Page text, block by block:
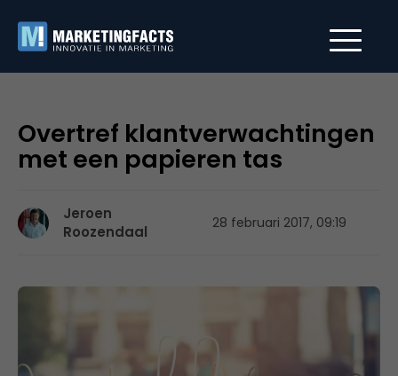
Overtref klantverwachtingen
met een papieren tas
Jeroen
Roozendaal
28 februari 2017, 09:19